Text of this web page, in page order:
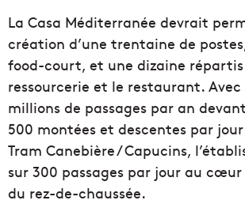
La Casa Méditerranée devrait
création d’une trentaine de
food-court, et une dizaine
ressourcerie et le restaurant. Avec
millions de passages par an
500 montées et descentes par
Tram Canebière / Capucins,
sur 300 passages par jour au
du rez-de-chaussée.